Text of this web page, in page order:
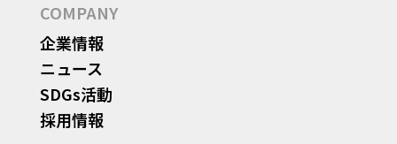
COMPANY
企業情報
ニュース
SDGs活動
採用情報